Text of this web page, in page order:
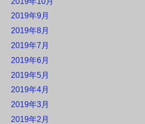
2019年9月
2019年8月
2019年7月
2019年6月
2019年5月
2019年4月
2019年3月
2019年2月